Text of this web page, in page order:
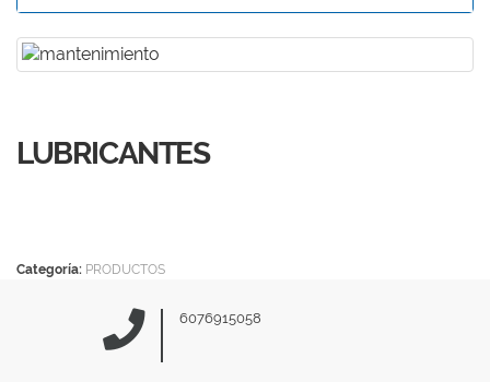
LUBRICANTES
Categoría: PRODUCTOS
6076915058